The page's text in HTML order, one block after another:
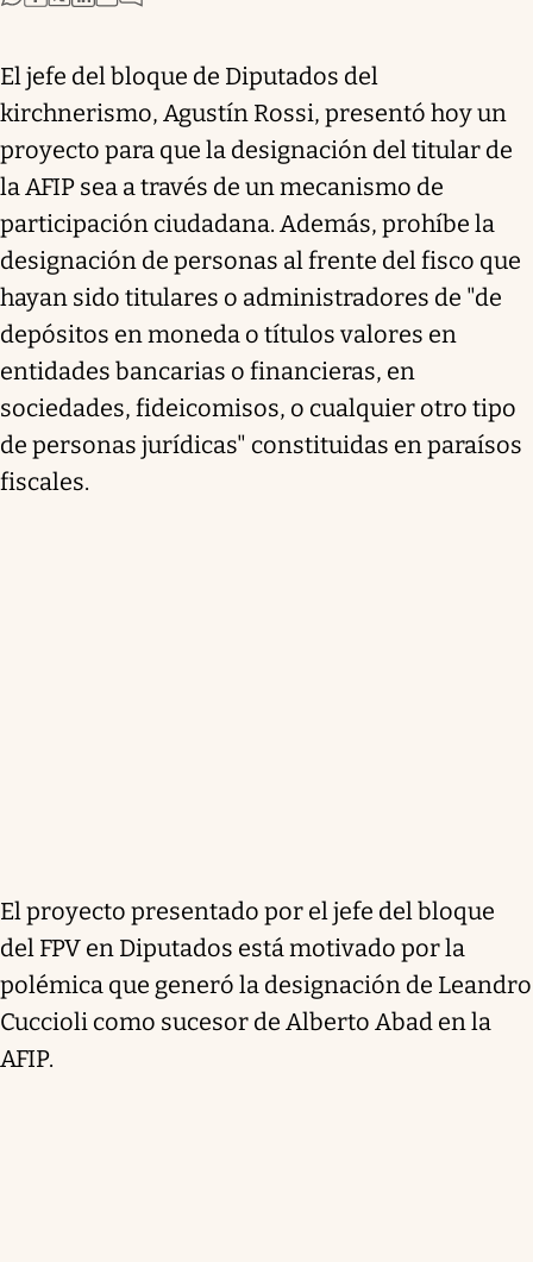
El jefe del bloque de Diputados del
kirchnerismo, Agustín Rossi, presentó hoy un
proyecto para que la designación del titular de
la AFIP sea a través de un mecanismo de
participación ciudadana. Además, prohíbe la
designación de personas al frente del fisco que
hayan sido titulares o administradores de "de
depósitos en moneda o títulos valores en
entidades bancarias o financieras, en
sociedades, fideicomisos, o cualquier otro tipo
de personas jurídicas" constituidas en paraísos
fiscales.
El proyecto presentado por el jefe del bloque
del FPV en Diputados está motivado por la
polémica que generó la designación de Leandro
Cuccioli como sucesor de Alberto Abad en la
AFIP.